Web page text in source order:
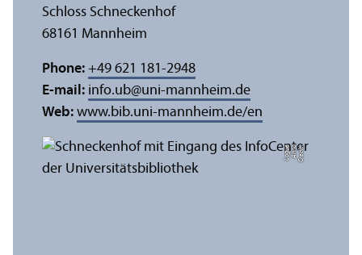
C
r
e
di
t:
A
n
n
a
L
o
g
u
e
Schloss Schneckenhof
68161 Mannheim
Phone: +49 621 181-2948
E-mail: info.ub@uni-mannheim.de
Web: www.bib.uni-mannheim.de/en